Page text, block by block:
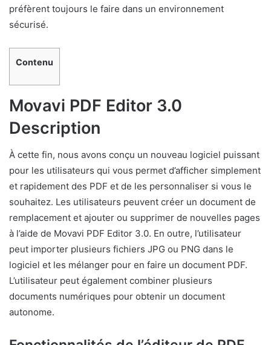
préfèrent toujours le faire dans un environnement
sécurisé.
Contenu
Movavi PDF Editor 3.0
Description
À cette fin, nous avons conçu un nouveau logiciel puissant
pour les utilisateurs qui vous permet d’afficher simplement
et rapidement des PDF et de les personnaliser si vous le
souhaitez. Les utilisateurs peuvent créer un document de
remplacement et ajouter ou supprimer de nouvelles pages
à l’aide de Movavi PDF Editor 3.0. En outre, l’utilisateur
peut importer plusieurs fichiers JPG ou PNG dans le
logiciel et les mélanger pour en faire un document PDF.
L’utilisateur peut également combiner plusieurs
documents numériques pour obtenir un document
autonome.